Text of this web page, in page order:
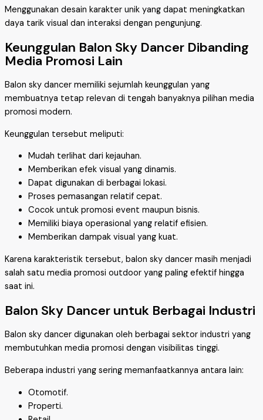
Menggunakan desain karakter unik yang dapat meningkatkan
daya tarik visual dan interaksi dengan pengunjung.
Keunggulan Balon Sky Dancer Dibanding
Media Promosi Lain
Balon sky dancer memiliki sejumlah keunggulan yang
membuatnya tetap relevan di tengah banyaknya pilihan media
promosi modern.
Keunggulan tersebut meliputi:
Mudah terlihat dari kejauhan.
Memberikan efek visual yang dinamis.
Dapat digunakan di berbagai lokasi.
Proses pemasangan relatif cepat.
Cocok untuk promosi event maupun bisnis.
Memiliki biaya operasional yang relatif efisien.
Memberikan dampak visual yang kuat.
Karena karakteristik tersebut, balon sky dancer masih menjadi
salah satu media promosi outdoor yang paling efektif hingga
saat ini.
Balon Sky Dancer untuk Berbagai Industri
Balon sky dancer digunakan oleh berbagai sektor industri yang
membutuhkan media promosi dengan visibilitas tinggi.
Beberapa industri yang sering memanfaatkannya antara lain:
Otomotif.
Properti.